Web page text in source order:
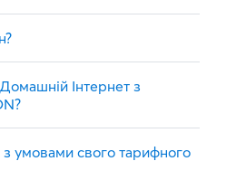
Інтернет з
умовами свого тарифного